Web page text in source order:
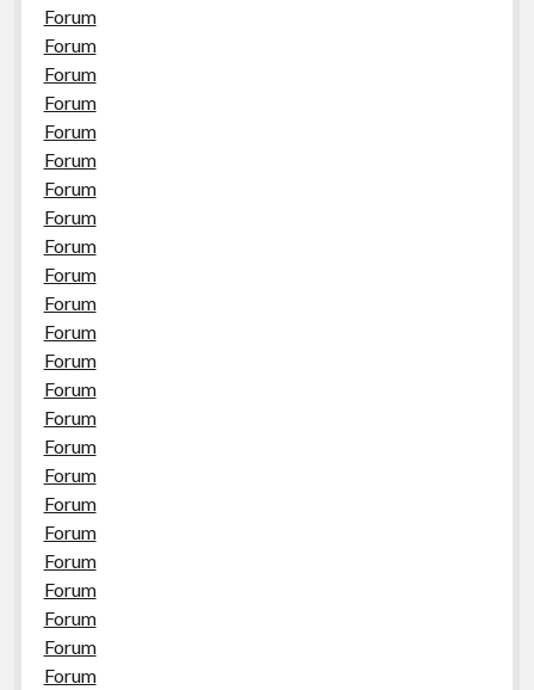
Forum
Forum
Forum
Forum
Forum
Forum
Forum
Forum
Forum
Forum
Forum
Forum
Forum
Forum
Forum
Forum
Forum
Forum
Forum
Forum
Forum
Forum
Forum
Forum